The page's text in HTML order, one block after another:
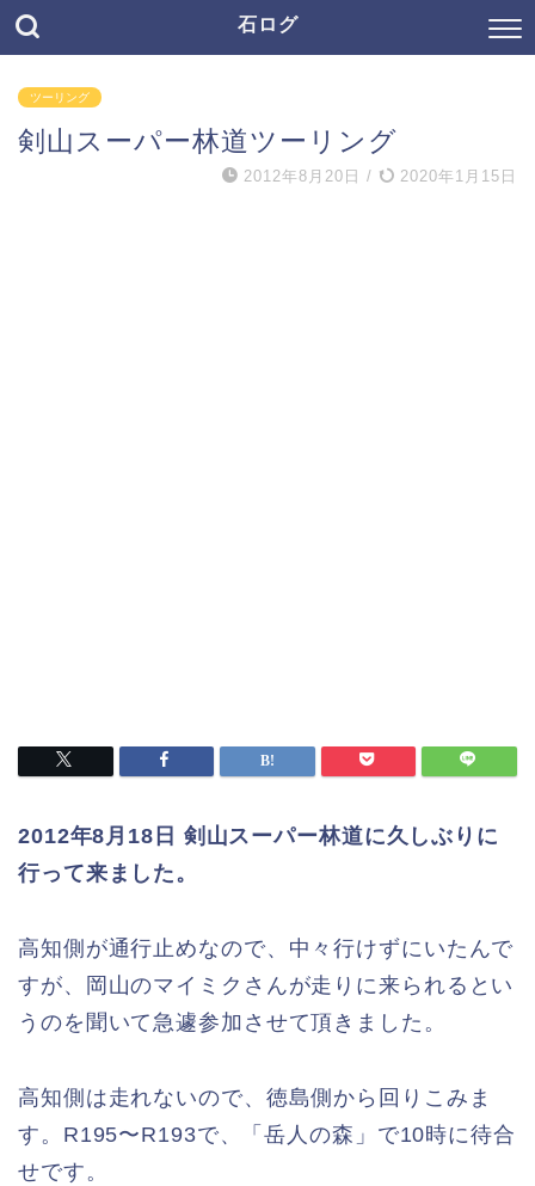
石ログ
ツーリング
剣山スーパー林道ツーリング
2012年8月20日 / 2020年1月15日
2012年8月18日 剣山スーパー林道に久しぶりに
行って来ました。
高知側が通行止めなので、中々行けずにいたんで
すが、岡山のマイミクさんが走りに来られるとい
うのを聞いて急遽参加させて頂きました。
高知側は走れないので、徳島側から回りこみま
す。R195〜R193で、「岳人の森」で10時に待合
せです。